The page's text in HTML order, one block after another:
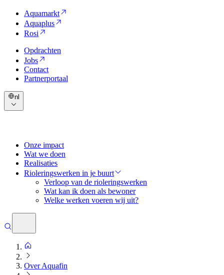
Aquamarkt
Aquaplus
Rosi
Opdrachten
Jobs
Contact
Partnerportaal
nl
Onze impact
Wat we doen
Realisaties
Rioleringswerken in je buurt
Verloop van de rioleringswerken
Wat kan ik doen als bewoner
Welke werken voeren wij uit?
Over Aquafin